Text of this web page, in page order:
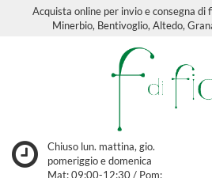
Acquista online per invio e consegna di
Minerbio, Bentivoglio, Altedo,
Chiuso lun. mattina, gio.
pomeriggio e domenica
Mat: 09:00-12:30 / Pom: